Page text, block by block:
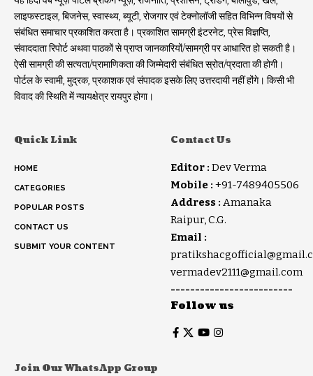
लाइफस्टाइल, बिजनेस, स्वास्थ्य, ब्यूटी, रोजगार एवं टेक्नोलॉजी सहित विभिन्न विषयों से
संबंधित समाचार प्रकाशित करता है। प्रकाशित सामग्री इंटरनेट, प्रेस विज्ञप्ति,
संवाददाता रिपोर्ट अथवा पाठकों से प्राप्त जानकारियों/सामग्री पर आधारित हो सकती है।
ऐसी सामग्री की सत्यता/प्रामाणिकता की जिम्मेदारी संबंधित स्रोत/प्रदाता की होगी।
पोर्टल के स्वामी, मुद्रक, प्रकाशक एवं संपादक इसके लिए उत्तरदायी नहीं होंगे। किसी भी
विवाद की स्थिति में न्यायक्षेत्र रायपुर होगा।
Quick Link
HOME
CATEGORIES
POPULAR POSTS
CONTACT US
SUBMIT YOUR CONTENT
Contact Us
Editor : Dev Verma
Mobile : +91-7489405506
Address : Amanaka
Raipur, C.G.
Email :
vermadev2111@gmail.com
-------------------------
Follow us
Join Our WhatsApp Group